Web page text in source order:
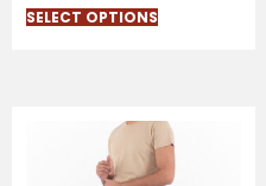
SELECT OPTIONS